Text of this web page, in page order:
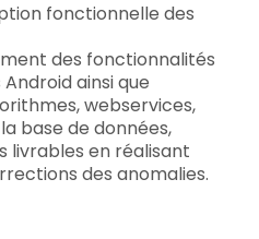
fonctionnelle des
des fonctionnalités
ainsi que
webservices,
base de données,
livrables en réalisant
des anomalies.